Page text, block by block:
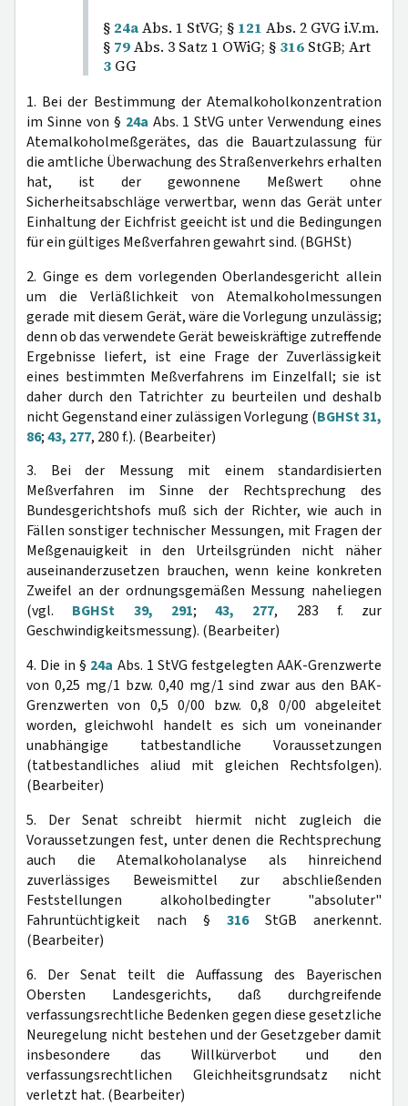
§ 24aAbs. 1 StVG; § 121 Abs. 2 GVG i.V.m.
§ 79Abs. 3 Satz 1 OWiG; § 316 StGB; Art
3 GG
1. Bei der Bestimmung der Atemalkoholkonzentration
im Sinne von § 24a Abs. 1 StVG unter Verwendung eines
Atemalkoholmeßgerätes, das die Bauartzulassung für
die amtliche Überwachung des Straßenverkehrs erhalten
hat, ist der gewonnene Meßwert ohne
Sicherheitsabschläge verwertbar, wenn das Gerät unter
Einhaltung der Eichfrist geeicht ist und die Bedingungen
für ein gültiges Meßverfahren gewahrt sind. (BGHSt)
2. Ginge es dem vorlegenden Oberlandesgericht allein
um die Verläßlichkeit von Atemalkoholmessungen
gerade mit diesem Gerät, wäre die Vorlegung unzulässig;
denn ob das verwendete Gerät beweiskräftige zutreffende
Ergebnisse liefert, ist eine Frage der Zuverlässigkeit
eines bestimmten Meßverfahrens im Einzelfall; sie ist
daher durch den Tatrichter zu beurteilen und deshalb
nicht Gegenstand einer zulässigen Vorlegung (BGHSt 31,
86;43, 277, 280 f.). (Bearbeiter)
3. Bei der Messung mit einem standardisierten
Meßverfahren im Sinne der Rechtsprechung des
Bundesgerichtshofs muß sich der Richter, wie auch in
Fällen sonstiger technischer Messungen, mit Fragen der
Meßgenauigkeit in den Urteilsgründen nicht näher
auseinanderzusetzen brauchen, wenn keine konkreten
Zweifel an der ordnungsgemäßen Messung naheliegen
(vgl. BGHSt 39, 291; 43, 277, 283 f. zur
Geschwindigkeitsmessung). (Bearbeiter)
4. Die in § 24a Abs. 1 StVG festgelegten AAK-Grenzwerte
von 0,25 mg/1 bzw. 0,40 mg/1 sind zwar aus den BAK-
Grenzwerten von 0,5 0/00 bzw. 0,8 0/00 abgeleitet
worden, gleichwohl handelt es sich um voneinander
unabhängige tatbestandliche Voraussetzungen
(tatbestandliches aliud mit gleichen Rechtsfolgen).
(Bearbeiter)
5. Der Senat schreibt hiermit nicht zugleich die
Voraussetzungen fest, unter denen die Rechtsprechung
auch die Atemalkoholanalyse als hinreichend
zuverlässiges Beweismittel zur abschließenden
Feststellungen alkoholbedingter "absoluter"
Fahruntüchtigkeit nach § 316StGB anerkennt.
(Bearbeiter)
6. Der Senat teilt die Auffassung des Bayerischen
Obersten Landesgerichts, daß durchgreifende
verfassungsrechtliche Bedenken gegen diese gesetzliche
Neuregelung nicht bestehen und der Gesetzgeber damit
insbesondere das Willkürverbot und den
verfassungsrechtlichen Gleichheitsgrundsatz nicht
verletzt hat. (Bearbeiter)